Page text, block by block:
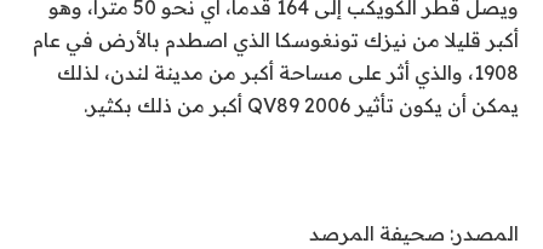
ويصل قطر الكويكب إلى 164 قدما، أي نحو 50 مترا، وهو
أكبر قليلا من نيزك تونغوسكا الذي اصطدم بالأرض في عام
1908، والذي أثر على مساحة أكبر من مدينة لندن، لذلك
يمكن أن يكون تأثير 2006 QV89 أكبر من ذلك بكثير.
المصدر: صحيفة المرصد